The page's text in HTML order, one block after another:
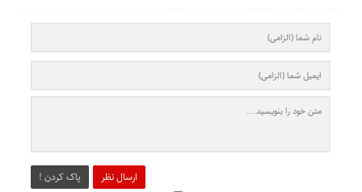
ارسال نظر پاک کردن !